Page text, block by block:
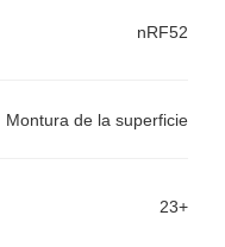
nRF52
Montura de la superficie
23+